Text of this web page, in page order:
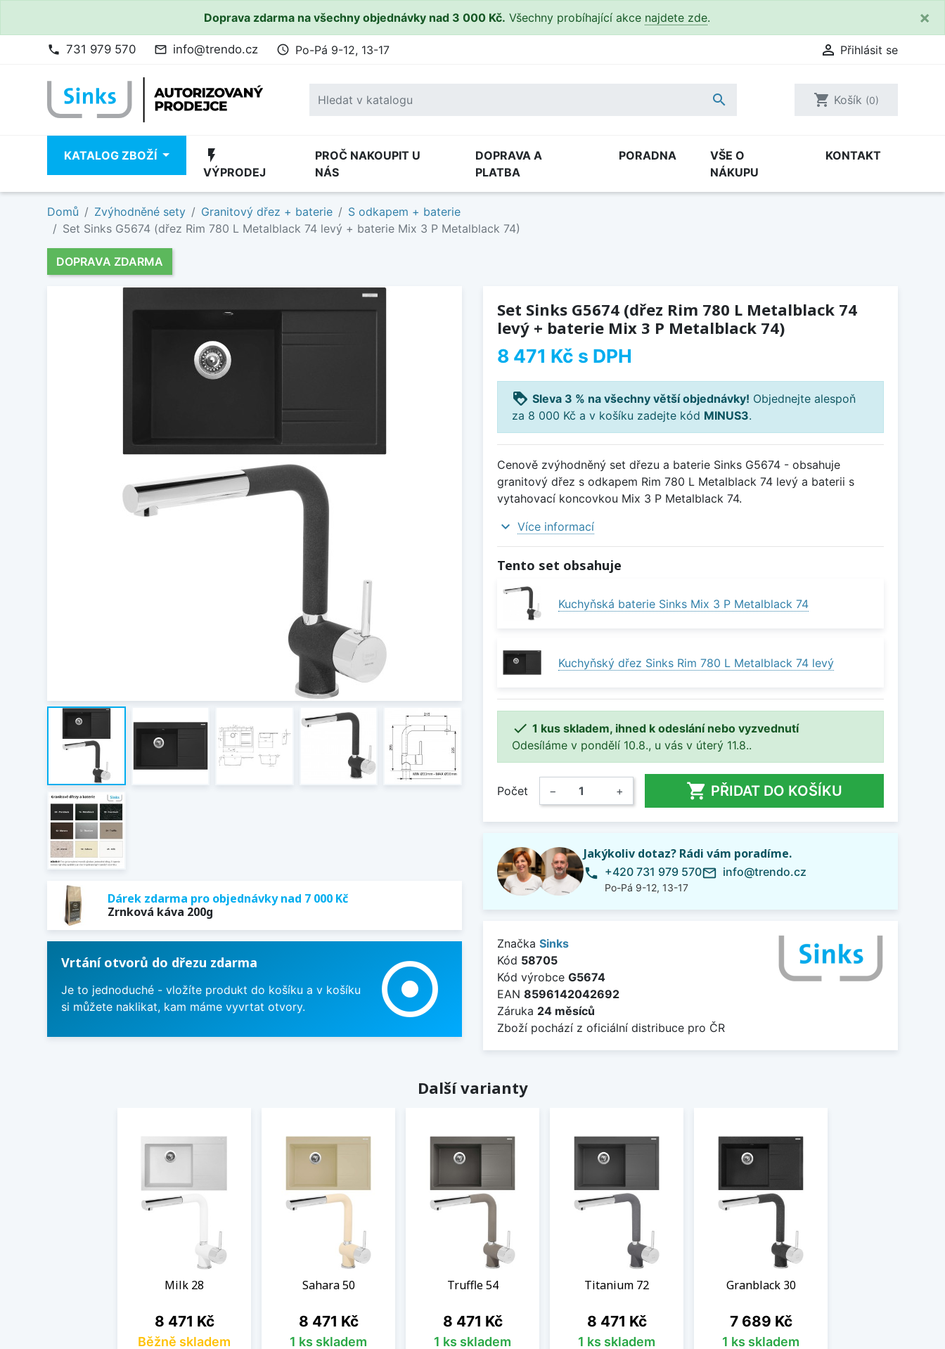
Doprava zdarma na všechny objednávky nad 3 000 Kč. Všechny probíhající akce najdete zde. ×
phone 731 979 570 mail_outline info@trendo.cz access_time Po-Pá 9-12, 13-17  Přihlásit se
 shopping_cart Košík (0)
KATALOG ZBOŽÍ flash_on
VÝPRODEJ
PROČ NAKOUPIT U
NÁS
DOPRAVA A
PLATBA
PORADNA
VŠE O
NÁKUPU
KONTAKT
Domů Zvýhodněné sety Granitový dřez + baterie
S odkapem + baterie
Set Sinks G5674 (dřez Rim 780 L Metalblack 74 levý + baterie Mix 3 P Metalblack 74)
DOPRAVA ZDARMA
Dárek zdarma pro objednávky nad 7 000 Kč
Zrnková káva 200g
Vrtání otvorů do dřezu zdarma
Je to jednoduché - vložíte produkt do košíku a v košíku
si můžete naklikat, kam máme vyvrtat otvory.
adjust
Set Sinks G5674 (dřez Rim 780 L Metalblack 74
levý + baterie Mix 3 P Metalblack 74)
8 471 Kč s DPH
loyalty Sleva 3 % na všechny větší objednávky! Objednejte alespoň
za 8 000 Kč a v košíku zadejte kód MINUS3.
Cenově zvýhodněný set dřezu a baterie Sinks G5674 - obsahuje
granitový dřez s odkapem Rim 780 L Metalblack 74 levý a baterii s
vytahovací koncovkou Mix 3 P Metalblack 74.
expand_more Více informací
Tento set obsahuje
Kuchyňská baterie Sinks Mix 3 P Metalblack 74
Kuchyňský dřez Sinks Rim 780 L Metalblack 74 levý
 1 kus skladem, ihned k odeslání nebo vyzvednutí
Odesíláme v pondělí 10.8., u vás v úterý 11.8..
Počet − +  PŘIDAT DO KOŠÍKU
Jakýkoliv dotaz? Rádi vám poradíme.
phone +420 731 979 570
Po-Pá 9-12, 13-17
mail_outline info@trendo.cz
Značka Sinks
Kód 58705
Kód výrobce G5674
EAN 8596142042692
Záruka 24 měsíců
Zboží pochází z oficiální distribuce pro ČR
Další varianty
Milk 28
Cena
8 471 Kč
Běžně skladem
Sahara 50
Cena
8 471 Kč
1 ks skladem
Truffle 54
Cena
8 471 Kč
1 ks skladem
Titanium 72
Cena
8 471 Kč
1 ks skladem
Granblack 30
Cena
7 689 Kč
1 ks skladem